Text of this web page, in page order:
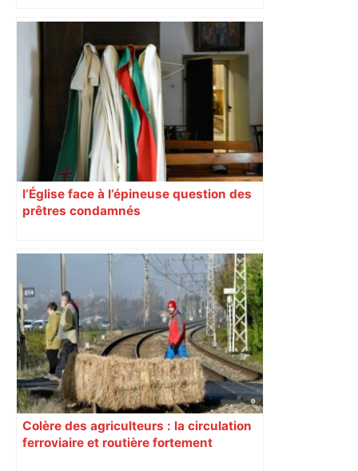
l’Église face à l’épineuse question des
prêtres condamnés
Colère des agriculteurs : la circulation
ferroviaire et routière fortement